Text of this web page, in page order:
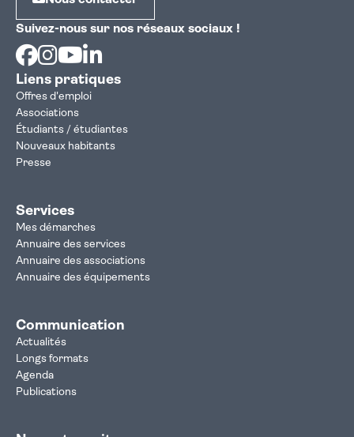
Suivez-nous sur nos réseaux sociaux !
Facebook
Instagram
Youtube
Liens pratiques
Offres d'emploi
Associations
Étudiants / étudiantes
Nouveaux habitants
Presse
Services
Mes démarches
Annuaire des services
Annuaire des associations
Annuaire des équipements
Communication
Actualités
Longs formats
Agenda
Publications